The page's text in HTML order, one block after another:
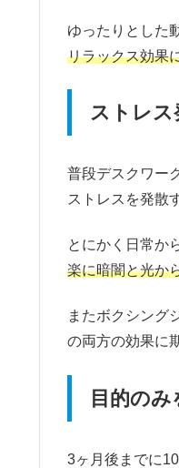
ゆったりとした
リラックス効果
ストレ
普段デスクワー
ストレスを発散
とにかく日常か
楽に暗闇と光か
またボクシング
の両方の効果に
目的の
3ヶ月後までに